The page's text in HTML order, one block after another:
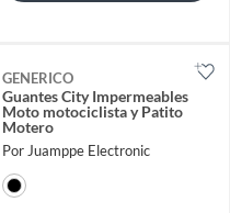
GENERICO
Guantes City Impermeables
Moto motociclista y Patito
Motero
Por Juamppe Electronic